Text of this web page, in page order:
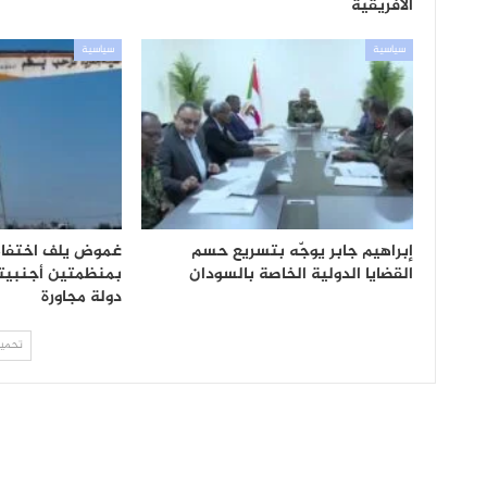
الأفريقية
سياسية
إبراهيم جابر يوجّه بتسريع حسم
القضايا الدولية الخاصة بالسودان
سياسية
غموض يلف
بمنظمتين
دولة مجاورة